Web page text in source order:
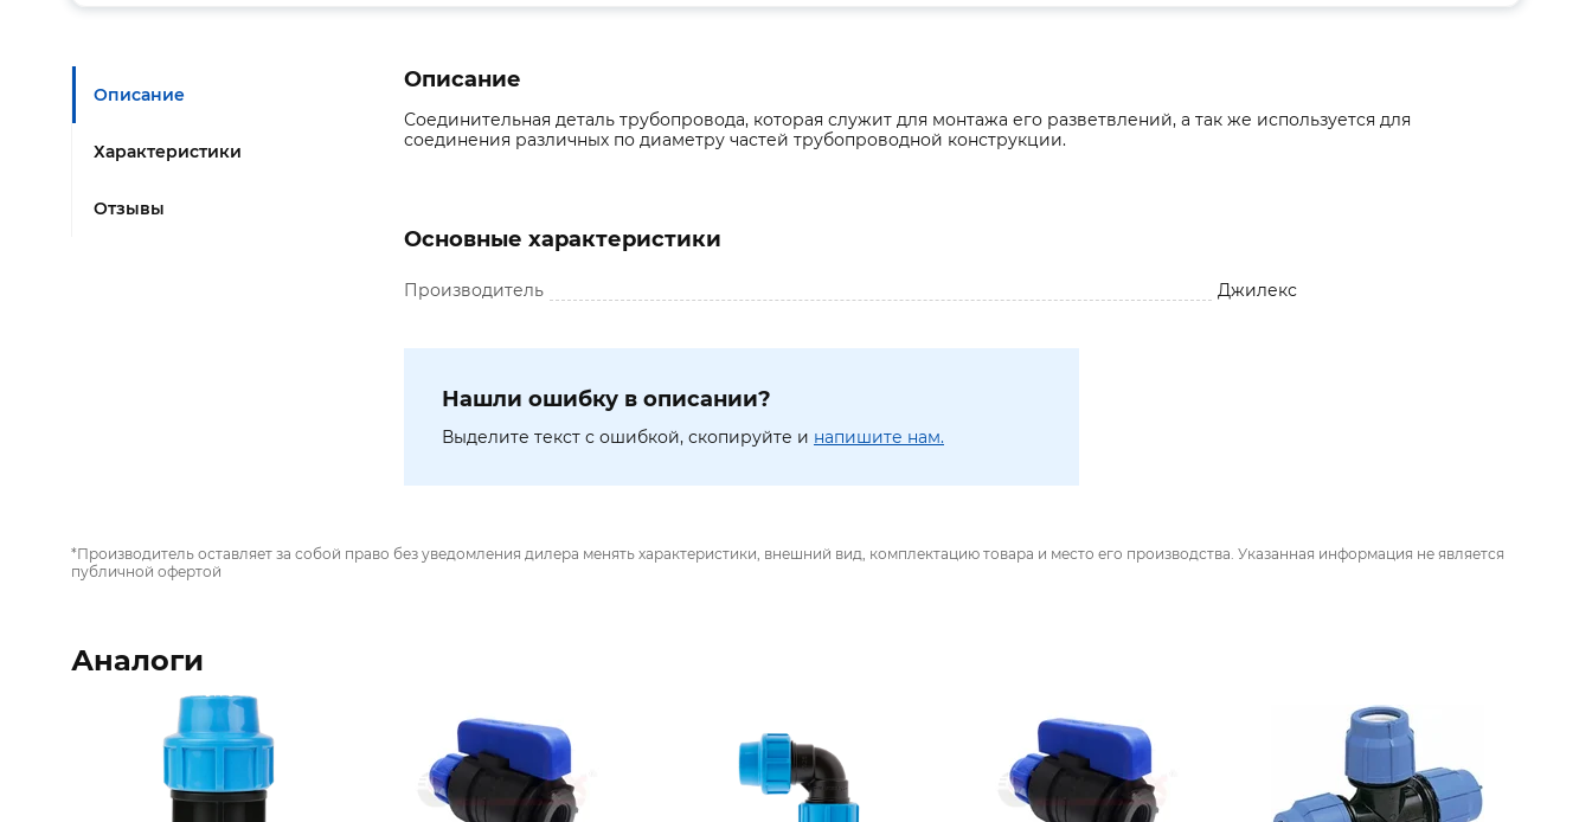
Описание
Характеристики
Отзывы
Описание
Соединительная деталь трубопровода, которая служит для монтажа его разветвлений, а так же используется для
соединения различных по диаметру частей трубопроводной конструкции.
Основные характеристики
Производитель Джилекс
Нашли ошибку в описании?
Выделите текст с ошибкой, скопируйте и напишите нам.
*Производитель оставляет за собой право без уведомления дилера менять характеристики, внешний вид, комплектацию товара и место его производства. Указанная информация не является
публичной офертой
Аналоги